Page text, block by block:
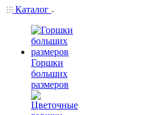
Каталог
Горшки
больших
размеров